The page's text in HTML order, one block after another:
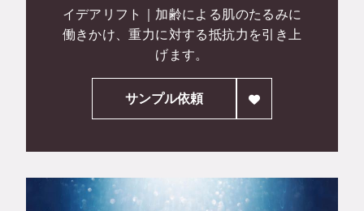
イデアリフト｜加齢による肌のたるみに
働きかけ、重力に対する抵抗力を引き上
げます。
サンプル依頼